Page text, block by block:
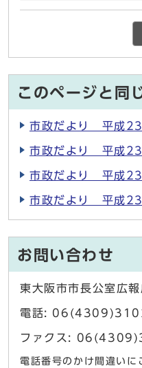
このページと同
市政だより 平成
市政だより 平成
市政だより 平成
市政だより 平成
お問い合わせ
東大阪市市長公室広
電話:
ファクス:
電話番号のかけ間違いに